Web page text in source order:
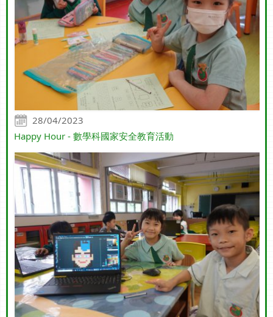
28/04/2023
Happy Hour - 數學科國家安全教育活動